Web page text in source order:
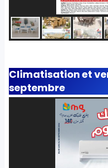
Climatisation et
septembre